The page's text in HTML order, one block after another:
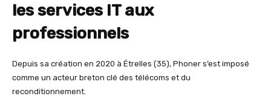
les services IT aux
professionnels
Depuis sa création en 2020 à Étrelles (35), Phoner s’est imposé
comme un acteur breton clé des télécoms et du
reconditionnement.